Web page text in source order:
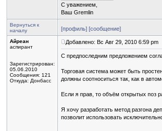
С уважением,
Ваш Gremlin
Вернуться к
началу
[профиль] [сообщение]
Айреан
аспирант
Зарегистрирован:
05.06.2010
Сообщения: 121
Откуда: Донбасс
Добавлено: Вс Авг 29, 2010 6:59 pm
C предпоследним предложением
Торговая система может быть
должны соотноситься так, как в
Если я прав, то объём открытых поз
Я хочу разработать метод разгона
позволит использовать